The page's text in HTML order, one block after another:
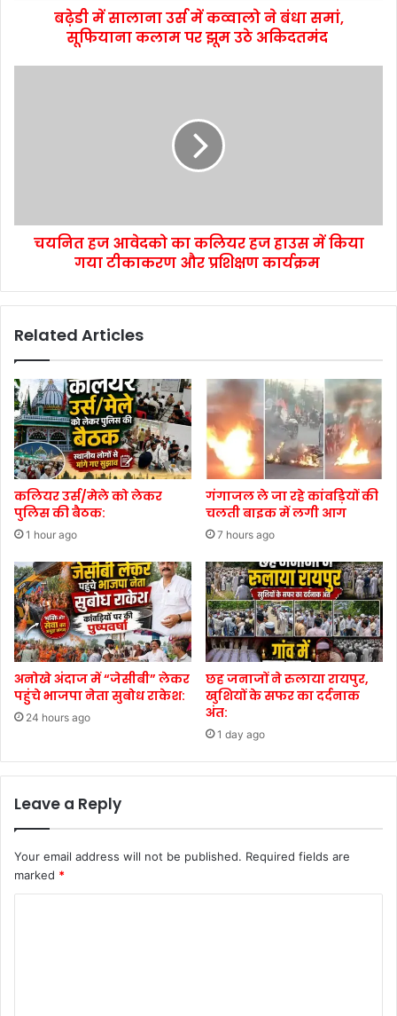
बढ़ेडी में सालाना उर्स में कव्वालो ने बंधा समां,
सूफियाना कलाम पर झूम उठे अकिदतमंद
चयनित हज आवेदको का कलियर हज हाउस में किया
गया टीकाकरण और प्रशिक्षण कार्यक्रम
Related Articles
कलियर उर्स/मेले को लेकर
पुलिस की बैठक:
1 hour ago
गंगाजल ले जा रहे कांवड़ियों की
चलती बाइक में लगी आग
7 hours ago
अनोखे अंदाज में “जेसीबी” लेकर
पहुंचे भाजपा नेता सुबोध राकेश:
24 hours ago
छह जनाजों ने रुलाया रायपुर,
खुशियों के सफर का दर्दनाक
अंत:
1 day ago
Leave a Reply
Your email address will not be published. Required fields are
marked *